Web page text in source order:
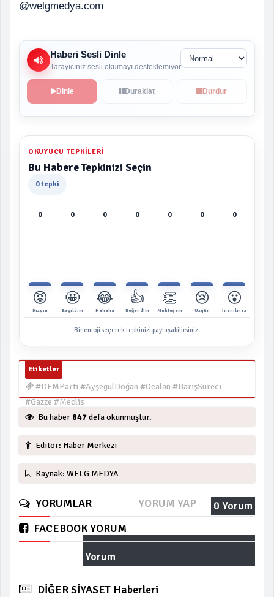
@welgmedya.com
Haberi Sesli Dinle
Tarayıcınız sesli okumayı desteklemiyor.
Dinle Duraklat Durdur
OKUYUCU TEPKILERI
Bu Habere Tepkinizi Seçin
0 tepki
0
😡
Kızgın
0
🤩
Bayıldım
0
😂
Hahaha
0
👍
Beğendim
0
👏
Muhteşem
0
😢
Üzgün
0
😮
İnanılmaz
Bir emoji seçerek tepkinizi paylaşabilirsiniz.
Etiketler
#DEMParti #AyşegülDoğan #Öcalan #BarışSüreci
#Gazze #Meclis
Bu haber 847defa okunmuştur.
Editör: Haber Merkezi
Kaynak: WELG MEDYA
YORUMLAR 0 Yorum
YORUM YAP
FACEBOOK YORUM
Yorum
DİĞER SİYASET Haberleri